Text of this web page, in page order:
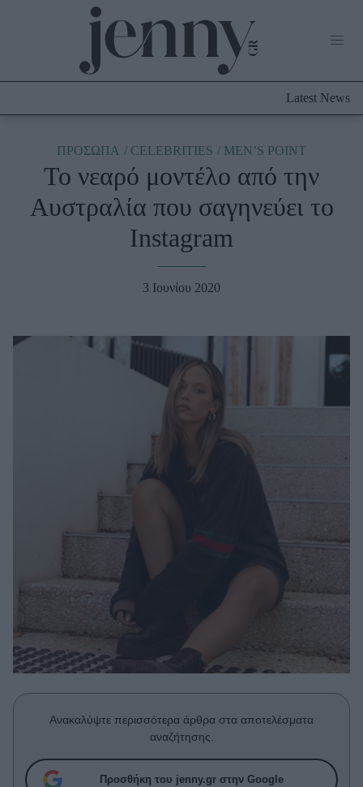
Culture
Fashion
Shopping
Beauty - Ομορφιά
Skincare
Υγεία + Διατροφή
Woman Power
Working Girl
Real Women
Πρόσωπα
Συνεντεύξεις
Who
Latest News
ΠΡΟΣΩΠΑ CELEBRITIES MEN’S POINT
Το νεαρό μοντέλο από την
Αυστραλία που σαγηνεύει το
Instagram
3 Ιουνίου 2020
Ανακαλύψτε περισσότερα άρθρα στα αποτελέσματα
αναζήτησης.
Προσθήκη του jenny.gr στην Google